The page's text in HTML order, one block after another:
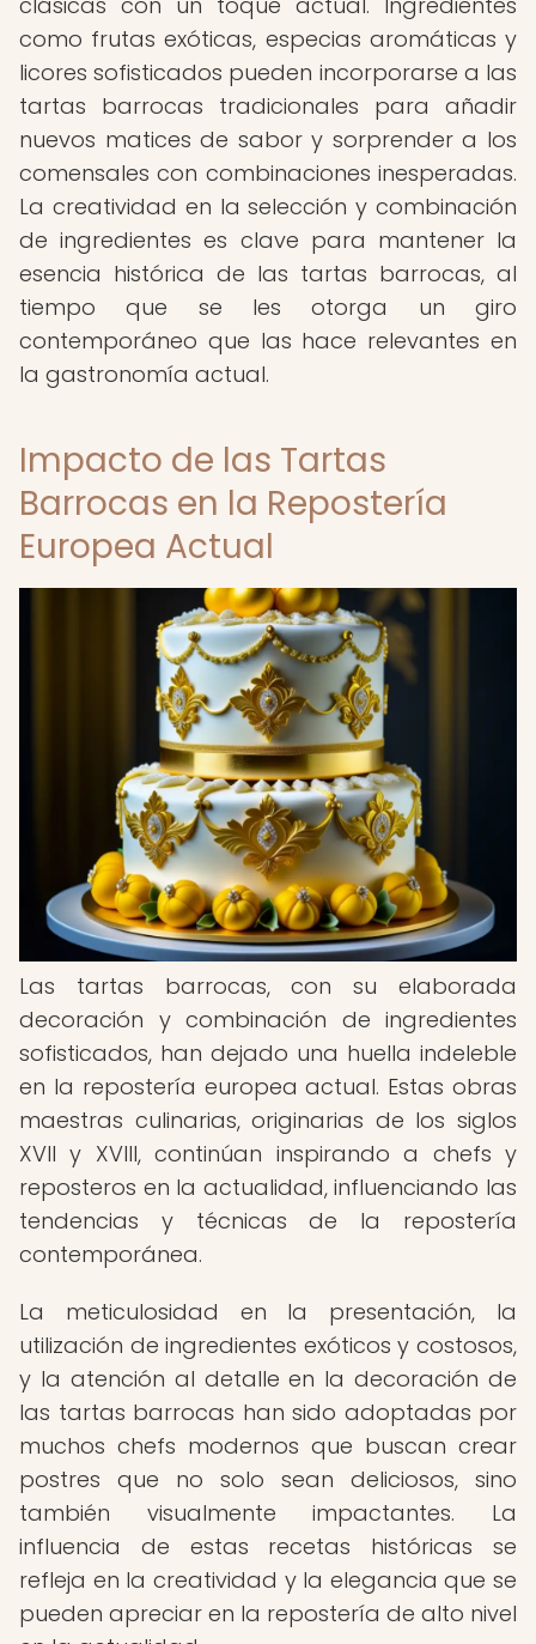
como frutas exóticas, especias aromáticas y
licores sofisticados pueden incorporarse a las
tartas barrocas tradicionales para añadir
nuevos matices de sabor y sorprender a los
comensales con combinaciones inesperadas.
La creatividad en la selección y combinación
de ingredientes es clave para mantener la
esencia histórica de las tartas barrocas, al
tiempo que se les otorga un giro
contemporáneo que las hace relevantes en
la gastronomía actual.
Impacto de las Tartas
Barrocas en la Repostería
Europea Actual
Las tartas barrocas, con su elaborada
decoración y combinación de ingredientes
sofisticados, han dejado una huella indeleble
en la repostería europea actual. Estas obras
maestras culinarias, originarias de los siglos
XVII y XVIII, continúan inspirando a chefs y
reposteros en la actualidad, influenciando las
tendencias y técnicas de la repostería
contemporánea.
La meticulosidad en la presentación, la
utilización de ingredientes exóticos y costosos,
y la atención al detalle en la decoración de
las tartas barrocas han sido adoptadas por
muchos chefs modernos que buscan crear
postres que no solo sean deliciosos, sino
también visualmente impactantes. La
influencia de estas recetas históricas se
refleja en la creatividad y la elegancia que se
pueden apreciar en la repostería de alto nivel